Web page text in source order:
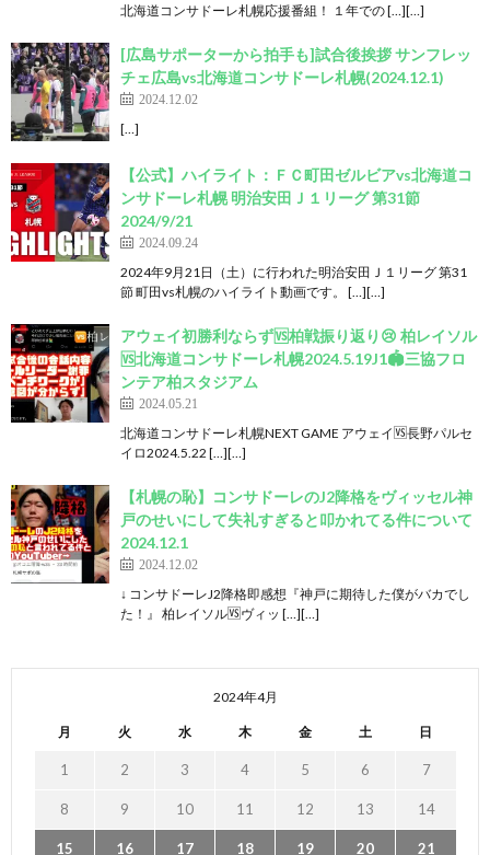
北海道コンサドーレ札幌応援番組！ １年での […][…]
[広島サポーターから拍手も]試合後挨拶 サンフレッ
チェ広島vs北海道コンサドーレ札幌(2024.12.1)
2024.12.02
[…]
【公式】ハイライト：ＦＣ町田ゼルビアvs北海道コ
ンサドーレ札幌 明治安田Ｊ１リーグ 第31節
2024/9/21
2024.09.24
2024年9月21日（土）に行われた明治安田Ｊ１リーグ 第31
節 町田vs札幌のハイライト動画です。 […][…]
アウェイ初勝利ならず🆚柏戦振り返り😢 柏レイソル
🆚北海道コンサドーレ札幌2024.5.19J1🏟️三協フロ
ンテア柏スタジアム
2024.05.21
北海道コンサドーレ札幌NEXT GAME アウェイ🆚長野パルセ
イロ2024.5.22 […][…]
【札幌の恥】コンサドーレのJ2降格をヴィッセル神
戸のせいにして失礼すぎると叩かれてる件について
2024.12.1
2024.12.02
↓ コンサドーレJ2降格即感想『神戸に期待した僕がバカでし
た！』 柏レイソル🆚ヴィッ […][…]
2024年4月
月 火 水 木 金 土 日
1 2 3 4 5 6 7
8 9 10 11 12 13 14
15 16 17 18 19 20 21